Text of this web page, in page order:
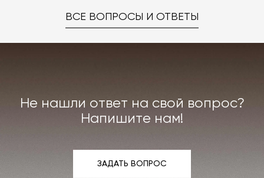
ВСЕ ВОПРОСЫ И ОТВЕТЫ
Не нашли ответ на свой вопрос?
Напишите нам!
ЗАДАТЬ ВОПРОС